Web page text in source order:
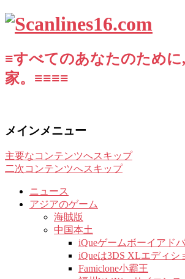
≡すべてのあなたのために
家。≡≡≡≡
メインメニュー
主要なコンテンツへスキップ
二次コンテンツへスキップ
ニュース
アジアのゲーム
海賊版
中国本土
iQueゲームボーイアド
iQueは3DS XLエディシ
Famiclone小霸王